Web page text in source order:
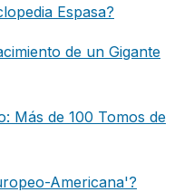
Espasa?
de un Gigante
Más de 100 Tomos de
Americana'?